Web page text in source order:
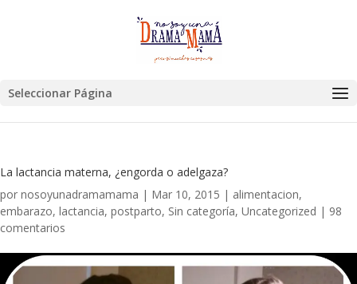
Seleccionar Página
La lactancia materna, ¿engorda o adelgaza?
por nosoyunadramamama | Mar 10, 2015 | alimentacion,
embarazo, lactancia, postparto, Sin categoría, Uncategorized | 98
comentarios